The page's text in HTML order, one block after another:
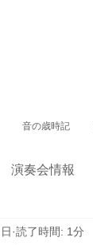
音の歳時記
演奏会情報
CD 会報誌
読了時間: 1分